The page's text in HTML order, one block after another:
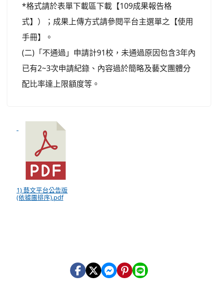
*格式請於表單下載區下載【109成果報告格
式】）；成果上傳方式請參閱平台主選單之【使用
手冊】。
(二)「不通過」申請計91校，未通過原因包含3年內
已有2~3次申請紀錄、內容過於簡略及藝文團體分
配比率達上限額度等。
1) 藝文平台公告版
(依據團排序).pdf